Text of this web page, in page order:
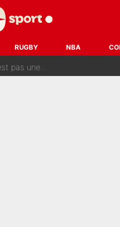
RUGBY NBA
changent de chaîne, «le
une nouvelle tête en
pas une...